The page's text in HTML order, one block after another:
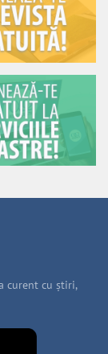
curent cu știri,